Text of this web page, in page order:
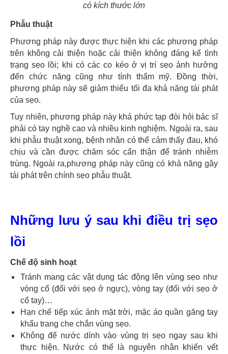
có kích thước lớn
Phẫu thuật
Phương pháp này được thực hiện khi các phương pháp
trên không cải thiện hoặc cải thiện không đáng kể tình
trạng sẹo lồi; khi có các co kéo ở vị trí sẹo ảnh hưởng
đến chức năng cũng như tính thẩm mỹ. Đồng thời,
phương pháp này sẽ giảm thiểu tối đa khả năng tái phát
của sẹo.
Tuy nhiên, phương pháp này khá phức tạp đòi hỏi bác sĩ
phải có tay nghề cao và nhiều kinh nghiệm. Ngoài ra, sau
khi phẫu thuật xong, bệnh nhân có thể cảm thấy đau, khó
chịu và cần được chăm sóc cẩn thận để tránh nhiễm
trùng. Ngoài ra,phương pháp này cũng có khả năng gây
tái phát trên chính sẹo phẫu thuật.
Những lưu ý sau khi điều trị sẹo
lồi
Chế độ sinh hoạt
Tránh mang các vật dụng tác động lên vùng sẹo như
vòng cổ (đối với sẹo ở ngực), vòng tay (đối với sẹo ở
cổ tay)…
Hạn chế tiếp xúc ánh mặt trời, mặc áo quần găng tay
khẩu trang che chắn vùng sẹo.
Không để nước dính vào vùng trị sẹo ngay sau khi
thực hiện. Nước có thể là nguyên nhân khiến vết